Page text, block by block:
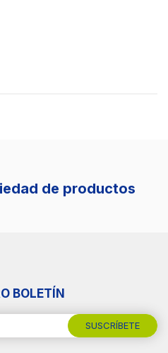
de productos
BOLETÍN
SUSCRÍBETE